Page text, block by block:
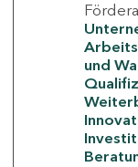
und